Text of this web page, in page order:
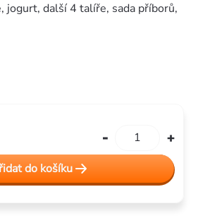
jogurt, další 4 talíře, sada příborů,
do košíku